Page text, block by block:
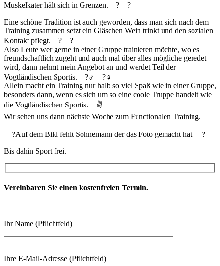
Muskelkater hält sich in Grenzen.
?
?
Eine schöne Tradition ist auch geworden, dass man sich nach dem
Training zusammen setzt ein Gläschen Wein trinkt und den sozialen
Kontakt pflegt.
?
?
Also Leute wer gerne in einer Gruppe trainieren möchte, wo es
freundschaftlich zugeht und auch mal über alles mögliche geredet
wird, dann nehmt mein Angebot an und werdet Teil der
Vogtländischen Sportis.
?️‍♂️
?️‍♀️
Allein macht ein Training nur halb so viel Spaß wie in einer Gruppe,
besonders dann, wenn es sich um so eine coole Truppe handelt wie
die Vogtländischen Sportis.
✌️
Wir sehen uns dann nächste Woche zum Functionalen Training.
?Auf dem Bild fehlt Sohnemann der das Foto gemacht hat.
?
Bis dahin Sport frei.
Vereinbaren Sie einen kostenfreien Termin.
Ihr Name (Pflichtfeld)
Ihre E-Mail-Adresse (Pflichtfeld)